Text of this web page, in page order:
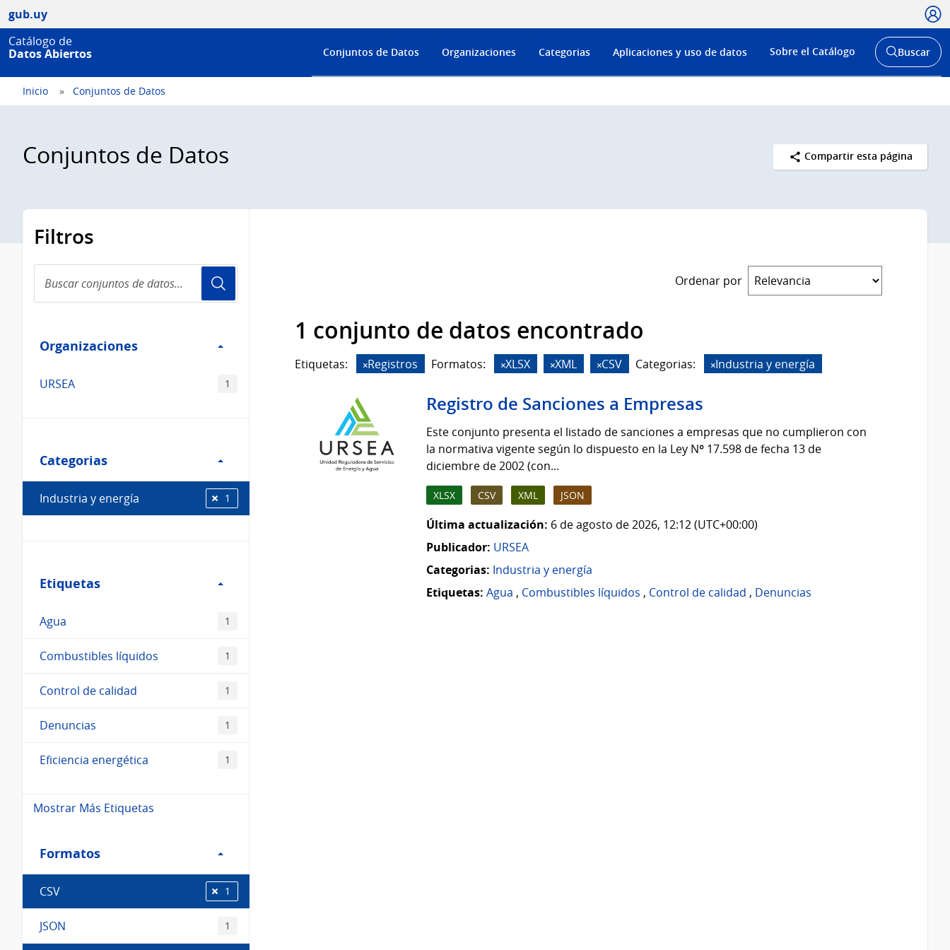
gub.uy
Catálogo de
Datos Abiertos
Menú
de
Conjuntos de Datos Organizaciones Categorias Aplicaciones y uso de datos Sobre el Catálogo
Abrir
buscador
Buscar
Inicio Conjuntos de Datos
Conjuntos de Datos Compartir esta página
Filtros
conjuntos
de
Organizaciones
Organizaciones
URSEA 1
Categorias
Categorias
Industria y energía 1
Etiquetas
Etiquetas
Agua 1
Combustibles líquidos 1
Control de calidad 1
Denuncias 1
Eficiencia energética 1
Mostrar Más Etiquetas
Formatos
Formatos
CSV 1
JSON 1
Ordenar por
1 conjunto de datos encontrado
Etiquetas: Registros Formatos: XLSX XML CSV Categorias: Industria y energía
Registro de Sanciones a Empresas
Este conjunto presenta el listado de sanciones a empresas que no cumplieron con
la normativa vigente según lo dispuesto en la Ley Nº 17.598 de fecha 13 de
diciembre de 2002 (con...
XLSX CSV XML JSON
Última actualización: 6 de agosto de 2026, 12:12 (UTC+00:00)
Publicador: URSEA
Categorias: Industria y energía
Etiquetas: Agua , Combustibles líquidos , Control de calidad , Denuncias